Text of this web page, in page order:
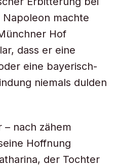
machte
Hof
dass er eine
eine bayerisch-
niemals dulden
– nach zähem
Hoffnung
der Tochter